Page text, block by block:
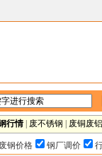
行情| 废不锈钢 废铜废铝
废钢价格 钢厂调价